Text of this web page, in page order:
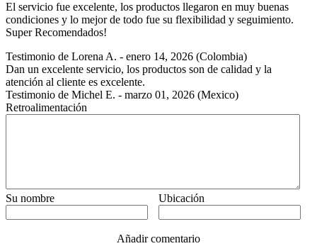
El servicio fue excelente, los productos llegaron en muy buenas
condiciones y lo mejor de todo fue su flexibilidad y seguimiento.
Super Recomendados!
Testimonio de Lorena A. - enero 14, 2026 (Colombia)
Dan un excelente servicio, los productos son de calidad y la
atención al cliente es excelente.
Testimonio de Michel E. - marzo 01, 2026 (Mexico)
Retroalimentación
Su nombre Ubicación
Añadir comentario